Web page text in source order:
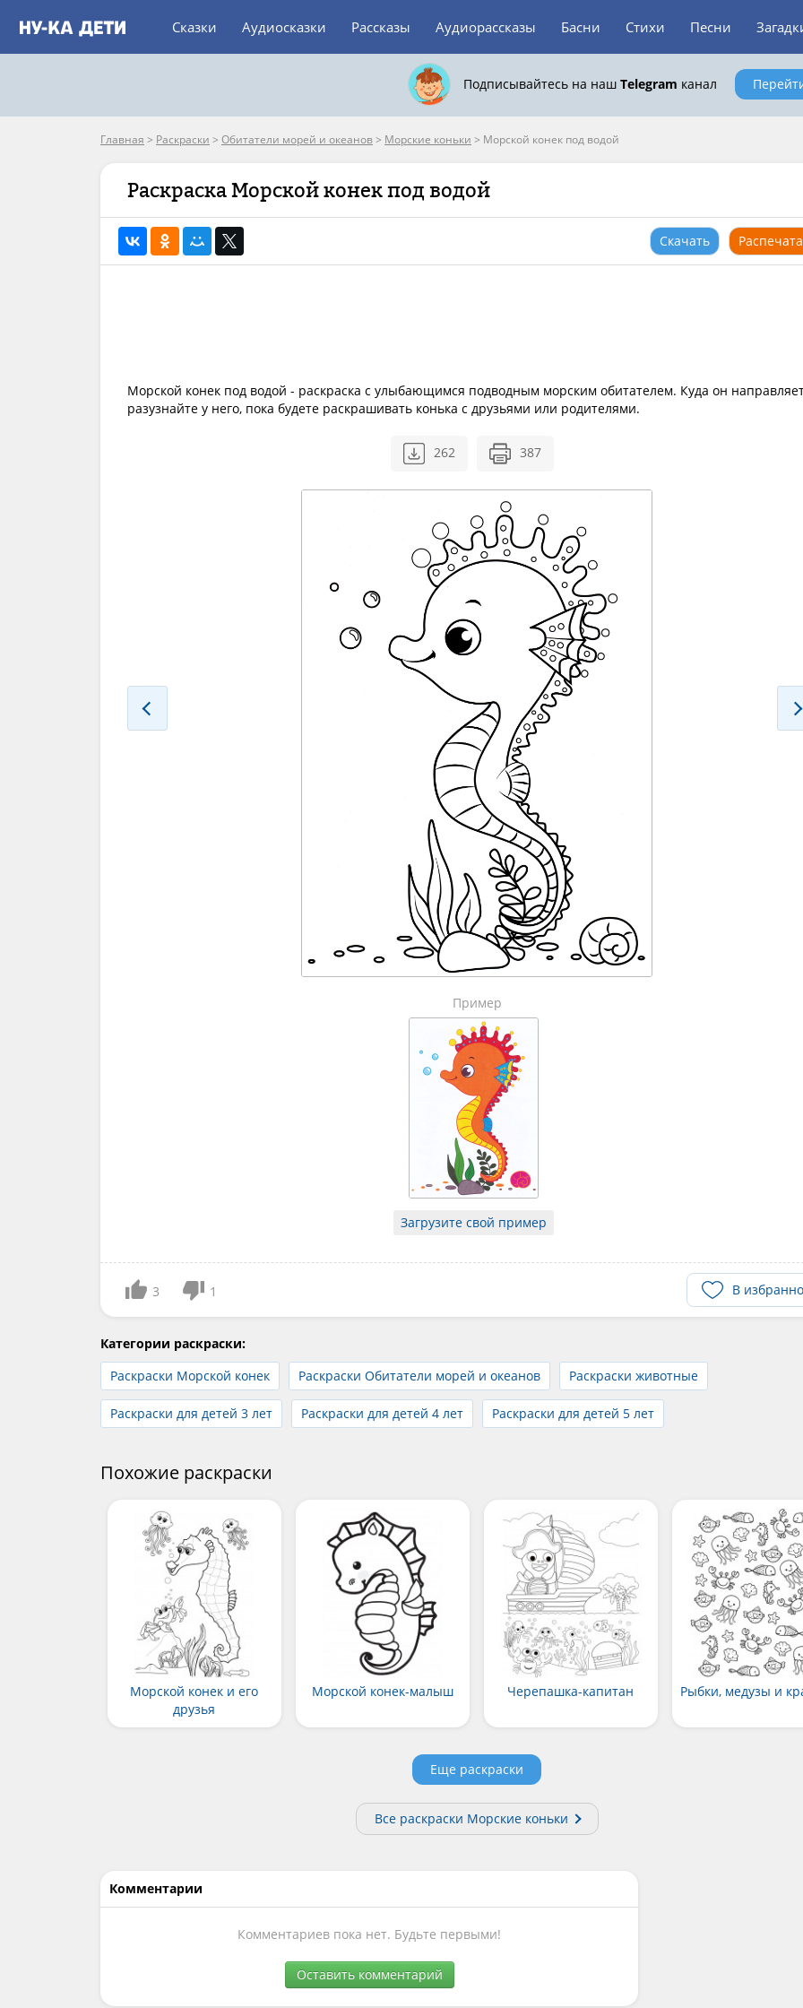
Сказки Аудиосказки Рассказы Аудиорассказы Басни Стихи Песни
Подписывайтесь на наш Telegram канал
Главная > Раскраски > Обитатели морей и океанов> Морские коньки > Морской конек под водой
Раскраска Морской конек под водой
Скачать
Морской конек под водой - раскраска с улыбающимся подводным морским обитателем. Куда он
разузнайте у него, пока будете раскрашивать конька с друзьями или родителями.
262 387
Пример
Загрузите свой пример
3 1 В
Категории раскраски:
Раскраски Морской конек
Раскраски Обитатели морей и океанов Раскраски животные
Раскраски для детей 3 лет Раскраски для детей 4 лет Раскраски для детей 5 лет
Похожие раскраски
Морской конек и его
друзья
Морской конек-малыш Черепашка-капитан Рыбки, медузы и
Еще раскраски
Все раскраски Морские коньки
Комментарии
Комментариев пока нет. Будьте первыми!
Оставить комментарий